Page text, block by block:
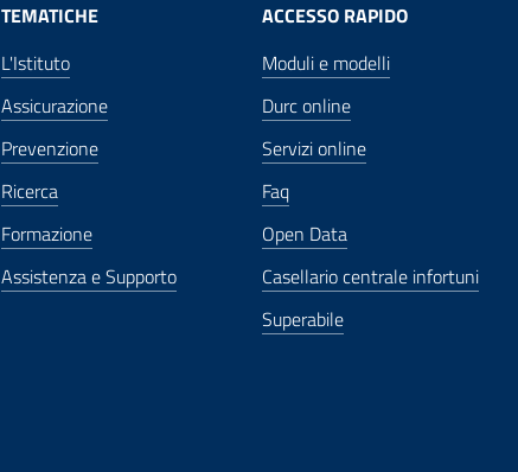
TEMATICHE
L'Istituto
Assicurazione
Prevenzione
Ricerca
Formazione
Assistenza e Supporto
ACCESSO RAPIDO
Moduli e modelli
Durc online
Servizi online
Faq
Open Data
Casellario centrale infortuni
Superabile